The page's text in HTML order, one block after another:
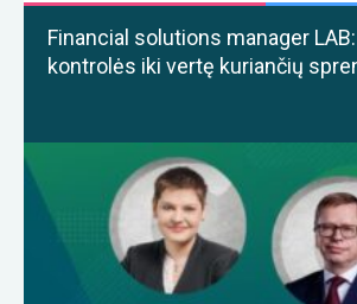
Financial solutions manager
kontrolės iki vertę kuriančių